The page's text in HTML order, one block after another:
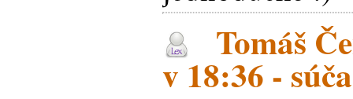
Tomáš
v 18:36 -